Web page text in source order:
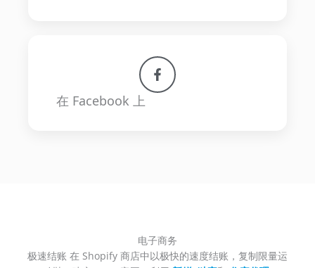
在 Facebook 上
电子商务
极速结账 在 Shopify 商店中以极快的速度结账，复制限量运